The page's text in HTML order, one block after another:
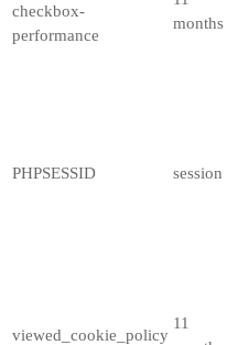
checkbox-
performance
months
PHPSESSID session
viewed_cookie_policy
11